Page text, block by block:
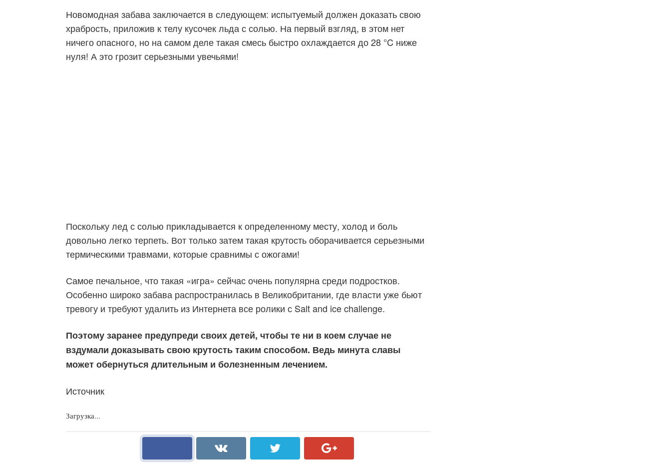
Новомодная забава заключается в следующем: испытуемый должен доказать свою
храбрость, приложив к телу кусочек льда с солью. На первый взгляд, в этом нет
ничего опасного, но на самом деле такая смесь быстро охлаждается до 28 °C ниже
нуля! А это грозит серьезными увечьями!
Поскольку лед с солью прикладывается к определенному месту, холод и боль
довольно легко терпеть. Вот только затем такая крутость оборачивается серьезными
термическими травмами, которые сравнимы с ожогами!
Самое печальное, что такая «игра» сейчас очень популярна среди подростков.
Особенно широко забава распространилась в Великобритании, где власти уже бьют
тревогу и требуют удалить из Интернета все ролики с Salt and ice challenge.
Поэтому заранее предупреди своих детей, чтобы те ни в коем случае не
вздумали доказывать свою крутость таким способом. Ведь минута славы
может обернуться длительным и болезненным лечением.
Источник
Загрузка...